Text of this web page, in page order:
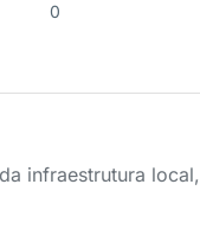
0
infraestrutura